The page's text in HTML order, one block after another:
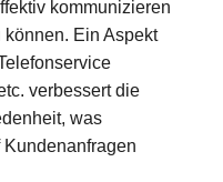
kommunizieren
Ein Aspekt
verbessert die
was